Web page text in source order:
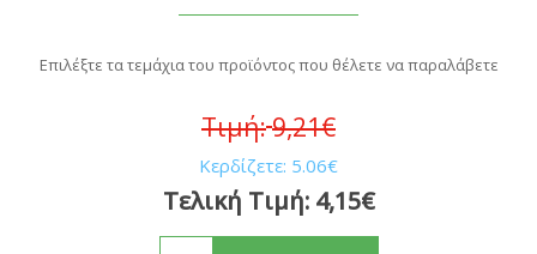
Επιλέξτε τα τεμάχια του προϊόντος που θέλετε να παραλάβετε
Τιμή:9,21€
Κερδίζετε: 5.06€
Τελική Τιμή: 4,15€